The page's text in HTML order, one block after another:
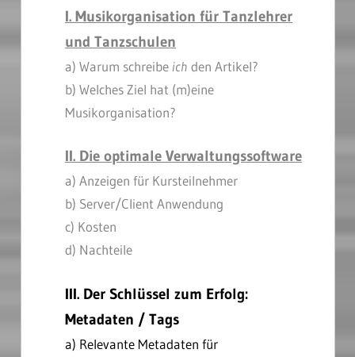
I. Musikorganisation für Tanzlehrer
und Tanzschulen
a) Warum schreibe ich den Artikel?
b) Welches Ziel hat (m)eine
Musikorganisation?
II. Die optimale Verwaltungssoftware
a) Anzeigen für Kursteilnehmer
b) Server/Client Anwendung
c) Kosten
d) Nachteile
III. Der Schlüssel zum Erfolg:
Metadaten / Tags
a) Relevante Metadaten für